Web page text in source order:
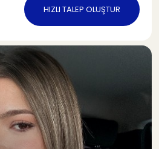
HIZLI TALEP OLUŞTUR